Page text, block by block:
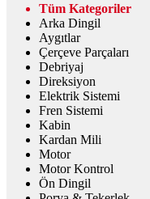
Tüm Kategoriler
Arka Dingil
Aygıtlar
Çerçeve Parçaları
Debriyaj
Direksiyon
Elektrik Sistemi
Fren Sistemi
Kabin
Kardan Mili
Motor
Motor Kontrol
Ön Dingil